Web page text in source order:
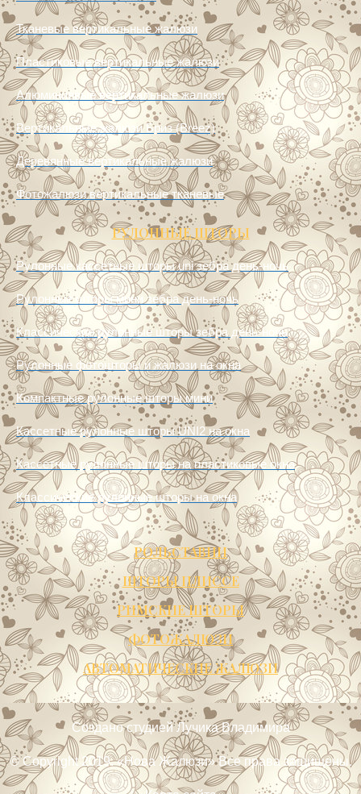
Фотожалюзи с логотипом
Тканевые вертикальные жалюзи
Пластиковые вертикальные жалюзи
Алюминиевые вертикальные жалюзи
Вертикальные жалюзи Бриз (Breez)
Деревянные вертикальные жалюзи
Фотожалюзи вертикальные тканевые
РУЛОННЫЕ ШТОРЫ
Рулонные кассетные шторы uni зебра день-ночь
Рулонные шторы мини зебра день-ночь
Классические рулонные шторы зебра день-ночь
Рулонные фотошторы и жалюзи на окна
Компактные рулонные шторы мини
Кассетные рулонные шторы UNI2 на окна
Кассетные рулонные шторы на пластиковые окна
Классические рулонные шторы на окна
РОЛЬСТАВНИ
ШТОРЫ ПЛИССЕ
РИМСКИЕ ШТОРЫ
ФОТОЖАЛЮЗИ
АВТОМАТИЧЕСКИЕ ЖАЛЮЗИ
Созданостудией Лучика Владимира
© Copyright 2019. «Нова Жалюзи» Все права защищены.